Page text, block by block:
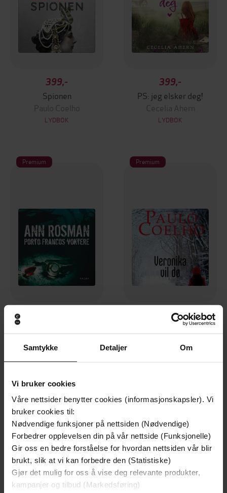
Samtykke Detaljer Om
Vi bruker cookies
Våre nettsider benytter cookies (informasjonskapsler). Vi
bruker cookies til:
Nødvendige funksjoner på nettsiden (Nødvendige)
Forbedrer opplevelsen din på vår nettside (Funksjonelle)
Gir oss en bedre forståelse for hvordan nettsiden vår blir
brukt, slik at vi kan forbedre den (Statistiske)
Gjør det mulig for oss å vise deg relevante produkter,
kampanjer og tilbud (Markedsføring)
399,-
Spionen
Paulo Coelho
LYDBOK
399,-
PS: jeg elsker deg!
Cecelia Ahern
LYDBOK
Premium
Porto Francos voktere
LYDBOK
Premium
399,-
Veronika vil dø
LYDBOK